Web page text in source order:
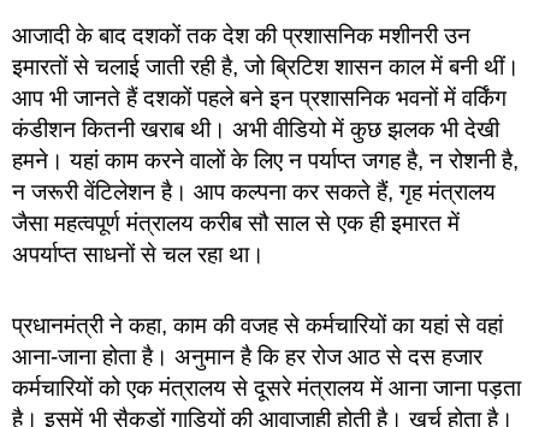
आजादी के बाद दशकों तक देश की प्रशासनिक मशीनरी उन
इमारतों से चलाई जाती रही है, जो ब्रिटिश शासन काल में बनी थीं।
आप भी जानते हैं दशकों पहले बने इन प्रशासनिक भवनों में वर्किंग
कंडीशन कितनी खराब थी। अभी वीडियो में कुछ झलक भी देखी
हमने। यहां काम करने वालों के लिए न पर्याप्त जगह है, न रोशनी है,
न जरूरी वेंटिलेशन है। आप कल्पना कर सकते हैं, गृह मंत्रालय
जैसा महत्वपूर्ण मंत्रालय करीब सौ साल से एक ही इमारत में
अपर्याप्त साधनों से चल रहा था।
प्रधानमंत्री ने कहा, काम की वजह से कर्मचारियों का यहां से वहां
आना-जाना होता है। अनुमान है कि हर रोज आठ से दस हजार
कर्मचारियों को एक मंत्रालय से दूसरे मंत्रालय में आना जाना पड़ता
है। इसमें भी सैकड़ों गाड़ियों की आवाजाही होती है। खर्च होता है।